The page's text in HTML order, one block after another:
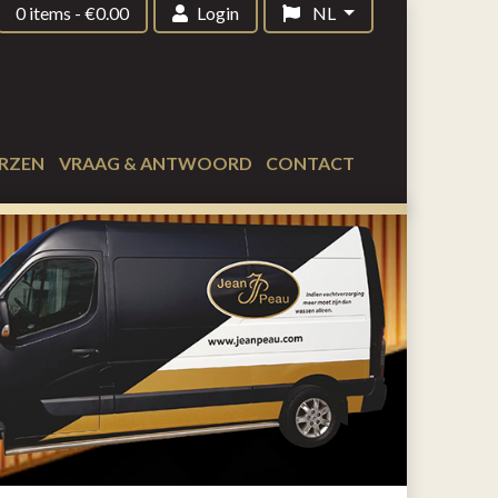
0 items -€0.00 Login NL
VRAAG & ANTWOORD CONTACT